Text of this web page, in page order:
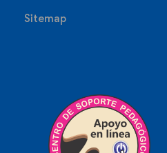
Sitemap